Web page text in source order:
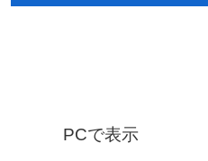
PCで表示